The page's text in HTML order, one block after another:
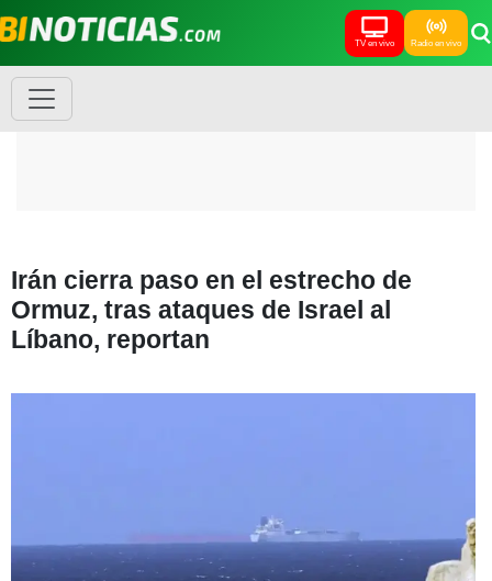
TV en vivo Radio en vivo
Irán cierra paso en el estrecho de
Ormuz, tras ataques de Israel al
Líbano, reportan